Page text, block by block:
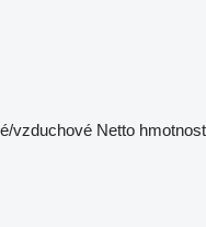
vzduchové Netto hmotnost